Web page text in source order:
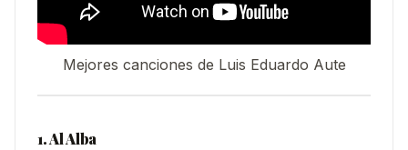
Mejores canciones de Luis Eduardo Aute
1. Al Alba